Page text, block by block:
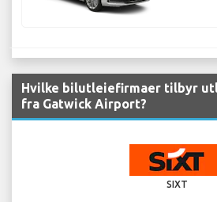
Hvilke bilutleiefirmaer tilbyr
fra Gatwick Airport?
SIXT